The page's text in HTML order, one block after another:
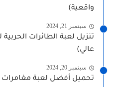
واقعية)
سبتمبر 21, 2024
تنزيل لعبة الطائرات الحربية
عالي)
سبتمبر 20, 2024
تحميل أفضل لعبة مغامرات